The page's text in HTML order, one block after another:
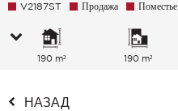
V2187ST Продажа Поместье
190 m² 190 m²
НАЗАД